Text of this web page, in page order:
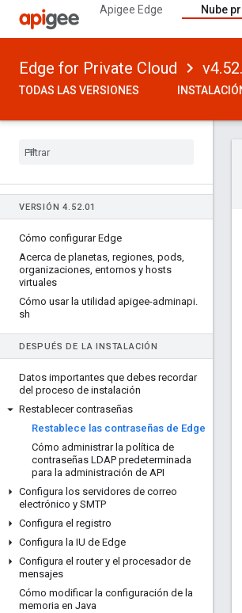
Apigee Edge Nube
Edge for Private Cloud
TODAS LAS VERSIONES
VERSIÓN 4. 52.01
Cómo configurar Edge
Acerca de planetas, regiones, pods,
organizaciones, entornos y hosts
virtuales
Cómo usar la utilidad apigee-adminapi.
sh
DESPUÉS DE LA INSTALACIÓN
Datos importantes que debes recordar
del proceso de instalación
Restablecer contraseñas
Restablece las contraseñas de Edge
Cómo administrar la política de
contraseñas LDAP predeterminada
para la administración de API
Configura los servidores de correo
electrónico y SMTP
Configura el registro
Configura la IU de Edge
Configura el router y el procesador de
mensajes
Cómo modificar la configuración de la
memoria en Java